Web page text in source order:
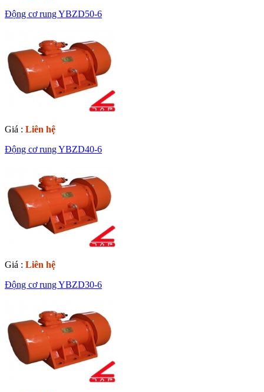
Động cơ rung YBZD50-6
Giá : Liên hệ
Động cơ rung YBZD40-6
Giá : Liên hệ
Động cơ rung YBZD30-6